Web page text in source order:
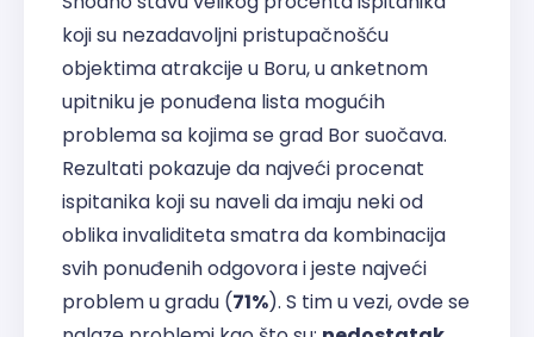
koji su nezadavoljni pristupačnošću
objektima atrakcije u Boru, u anketnom
upitniku je ponuđena lista mogućih
problema sa kojima se grad Bor suočava.
Rezultati pokazuje da najveći procenat
ispitanika koji su naveli da imaju neki od
oblika invaliditeta smatra da kombinacija
svih ponuđenih odgovora i jeste najveći
problem u gradu (71%). S tim u vezi, ovde se